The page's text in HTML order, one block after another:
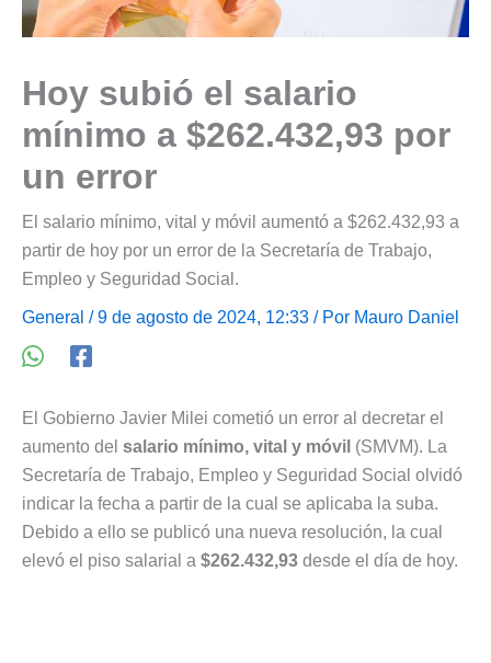
Hoy subió el salario
mínimo a $262.432,93 por
un error
El salario mínimo, vital y móvil aumentó a $262.432,93 a
partir de hoy por un error de la Secretaría de Trabajo,
Empleo y Seguridad Social.
General / 9 de agosto de 2024, 12:33 / Por Mauro Daniel
El Gobierno Javier Milei cometió un error al decretar el
aumento del salario mínimo, vital y móvil (SMVM). La
Secretaría de Trabajo, Empleo y Seguridad Social olvidó
indicar la fecha a partir de la cual se aplicaba la suba.
Debido a ello se publicó una nueva resolución, la cual
elevó el piso salarial a $262.432,93 desde el día de hoy.